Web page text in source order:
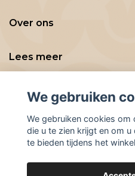
Over ons
Lees meer
Social media
We gebruiken
We gebruiken cookies om
die u te zien krijgt en om
te bieden tijdens het